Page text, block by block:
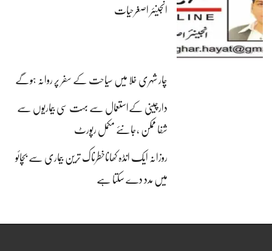
انجینئر اصغرحیات
چار شہری خلا میں سیاحت کے سفر پر روانہ ہوگے
دارچینی کےاستعمال سے بہت سی بیماریوں سے
شفا ممکن ،جانئے مکمل رپورٹ
روزانہ ایک انڈہ کھاناخطرناک ترین بیماری سے بچائو
میں مدد دے سکتا ہے